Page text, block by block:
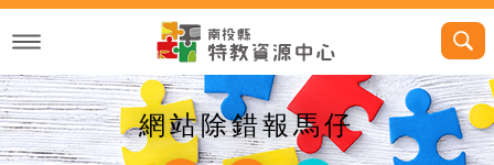
跳
主
內
容
網站除錯報馬仔 略過字型切換